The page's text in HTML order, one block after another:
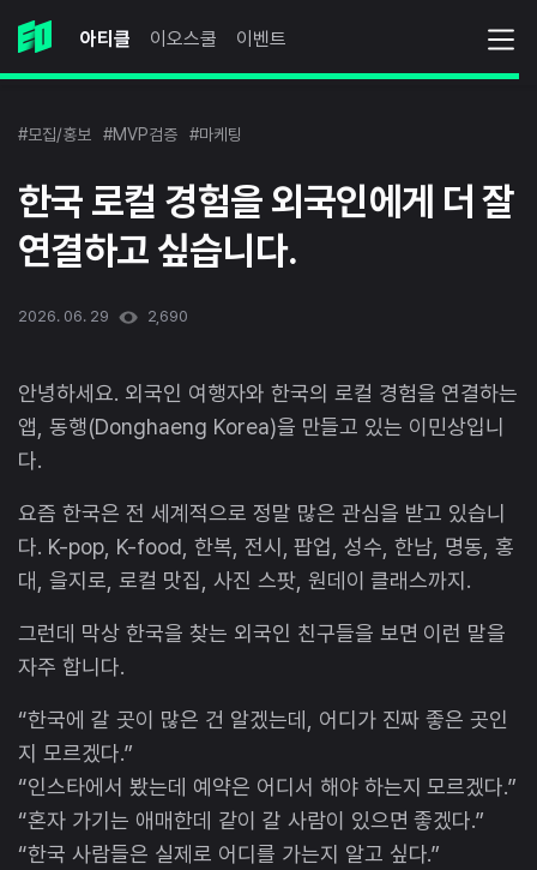
아티클 이오스쿨 이벤트
#모집/홍보 #MVP검증 #마케팅
한국 로컬 경험을 외국인에게 더 잘
연결하고 싶습니다.
2026. 06. 29 2,690
안녕하세요. 외국인 여행자와 한국의 로컬 경험을 연결하는
앱, 동행(Donghaeng Korea)을 만들고 있는 이민상입니
다.
요즘 한국은 전 세계적으로 정말 많은 관심을 받고 있습니
다. K-pop, K-food, 한복, 전시, 팝업, 성수, 한남, 명동, 홍
대, 을지로, 로컬 맛집, 사진 스팟, 원데이 클래스까지.
그런데 막상 한국을 찾는 외국인 친구들을 보면 이런 말을
자주 합니다.
“한국에 갈 곳이 많은 건 알겠는데, 어디가 진짜 좋은 곳인
지 모르겠다.”
“인스타에서 봤는데 예약은 어디서 해야 하는지 모르겠다.”
“혼자 가기는 애매한데 같이 갈 사람이 있으면 좋겠다.”
“한국 사람들은 실제로 어디를 가는지 알고 싶다.”